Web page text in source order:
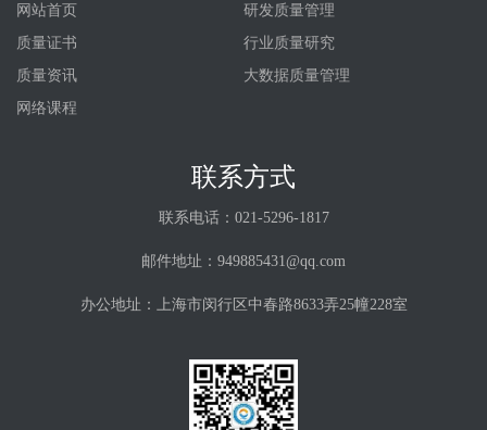
网站首页
质量证书
质量资讯
网络课程
研发质量管理
行业质量研究
大数据质量管理
联系方式
联系电话：021-5296-1817
邮件地址：949885431@qq.com
办公地址：上海市闵行区中春路8633弄25幢228室